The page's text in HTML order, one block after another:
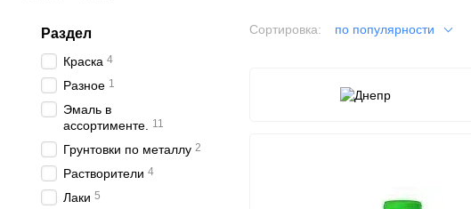
Сортировка: по популярности
Раздел
Краска 4
Разное 1
Эмаль в
ассортименте.
11
Грунтовки по металлу 2
Растворители 4
Лаки 5